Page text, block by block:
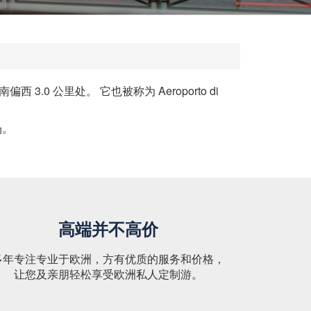
偏西 3.0 公里处。 它也被称为 Aeroporto di
高端并不高价
专注专业于欧洲，方有优质的服务和价格，
让您及亲朋轻松享受欧洲私人定制游。